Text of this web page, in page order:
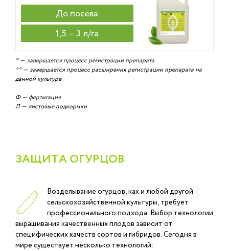
До посева
1,5 – 3 л/га
* — завершается процесс регистрации препарата
** — завершается процесс расширения регистрации препарата на
данной культуре
Ф — фертигация
Л — листовые подкормки
ЗАЩИТА ОГУРЦОВ
Возделывание огурцов, как и любой другой
сельскохозяйственной культуры, требует
профессионального подхода. Выбор технологии
выращивания качественных плодов зависит от
специфических качеств сортов и гибридов. Сегодня в
мире существует несколько технологий: